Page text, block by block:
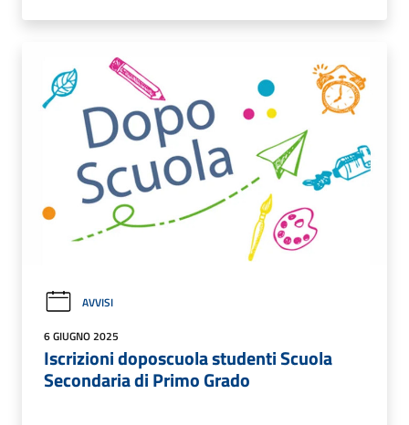
AVVISI
6 GIUGNO 2025
Iscrizioni doposcuola studenti Scuola
Secondaria di Primo Grado